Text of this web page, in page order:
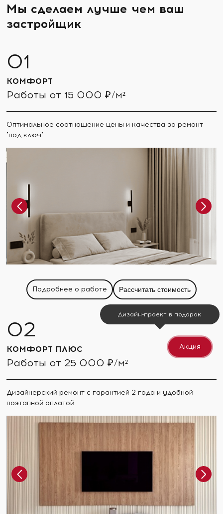
Мы сделаем лучше чем ваш
застройщик
КОМФОРТ
Работы от 15 000 ₽/м²
Оптимальное соотношение цены и качества за ремонт
"под ключ".
Подробнее о работе Рассчитать стоимость
КОМФОРТ ПЛЮС
Работы от 25 000 ₽/м²
Дизайнерский ремонт с гарантией 2 года и удобной
поэтапной оплатой
Акция
Дизайн-проект в подарок